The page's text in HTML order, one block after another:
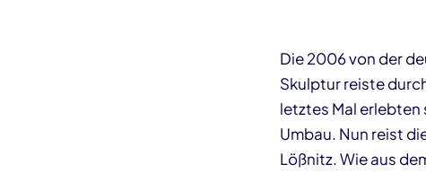
Die 2006 von der
Skulptur reiste
letztes Mal
Umbau. Nun reist
Lößnitz. Wie aus